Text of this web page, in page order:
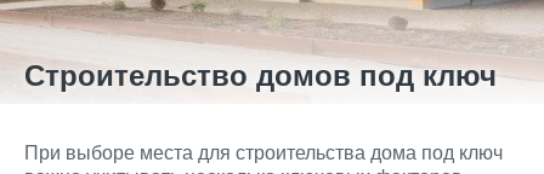
Строительство домов под ключ
При выборе места для строительства дома под ключ